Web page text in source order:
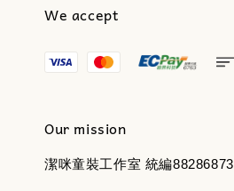
We accept
Our mission
潔咪童裝工作室 統編88286873